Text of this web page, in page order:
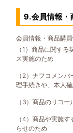
9.会員情報・
会員情報・商品購
（1）商品に関す
ス実施のため
（2）ナフコメン
理手続きや、本人
（3）商品のリコ
（4）商品や実施
らせのため